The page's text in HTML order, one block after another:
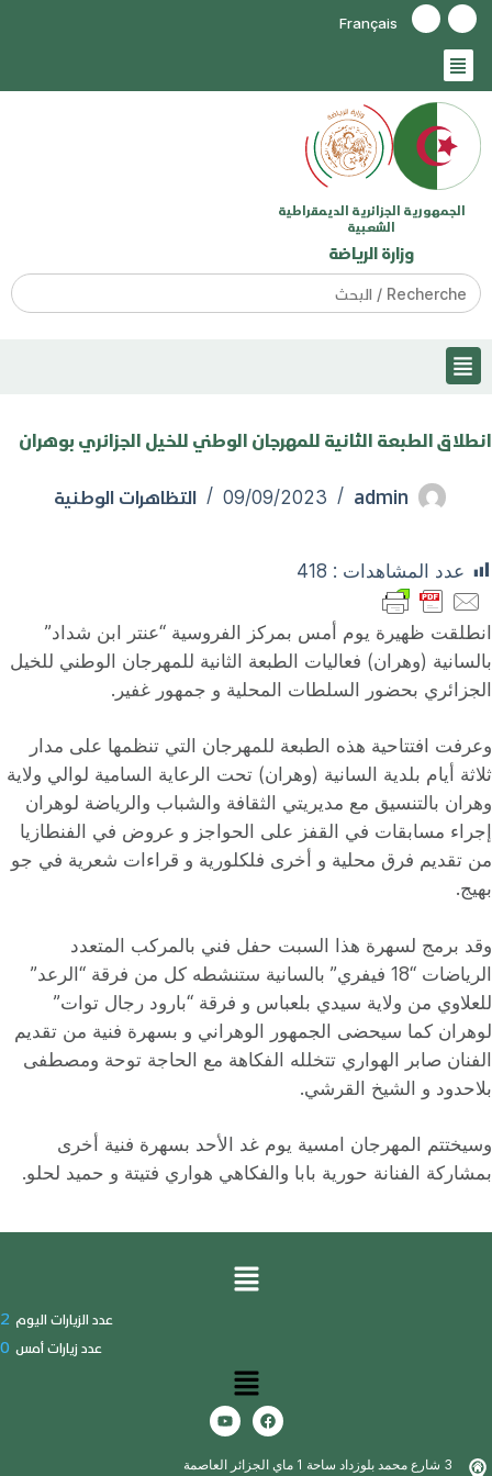
Français
الجمهورية الجزائرية الديمقراطية
الشعبية
وزارة الرياضة
Search
for:
انطلاق الطبعة الثانية للمهرجان الوطني للخيل الجزائري بوهران
admin
09/09/2023 التظاهرات الوطنية
عدد المشاهدات : 418
انطلقت ظهيرة يوم أمس بمركز الفروسية “عنتر ابن شداد”
بالسانية (وهران) فعاليات الطبعة الثانية للمهرجان الوطني للخيل
الجزائري بحضور السلطات المحلية و جمهور غفير.
وعرفت افتتاحية هذه الطبعة للمهرجان التي تنظمها على مدار
ثلاثة أيام بلدية السانية (وهران) تحت الرعاية السامية لوالي ولاية
وهران بالتنسيق مع مديريتي الثقافة والشباب والرياضة لوهران
إجراء مسابقات في القفز على الحواجز و عروض في الفنطازيا
من تقديم فرق محلية و أخرى فلكلورية و قراءات شعرية في جو
بهيج.
وقد برمج لسهرة هذا السبت حفل فني بالمركب المتعدد
الرياضات “18 فيفري” بالسانية ستنشطه كل من فرقة “الرعد”
للعلاوي من ولاية سيدي بلعباس و فرقة “بارود رجال توات”
لوهران كما سيحضى الجمهور الوهراني و بسهرة فنية من تقديم
الفنان صابر الهواري تتخلله الفكاهة مع الحاجة توحة ومصطفى
بلاحدود و الشيخ القرشي.
وسيختتم المهرجان امسية يوم غد الأحد بسهرة فنية أخرى
بمشاركة الفنانة حورية بابا والفكاهي هواري فتيتة و حميد لحلو.
3 شارع محمد بلوزداد ساحة 1 ماي الجزائر العاصمة
عدد الزيارات اليوم 2
عدد زيارات أمس 0